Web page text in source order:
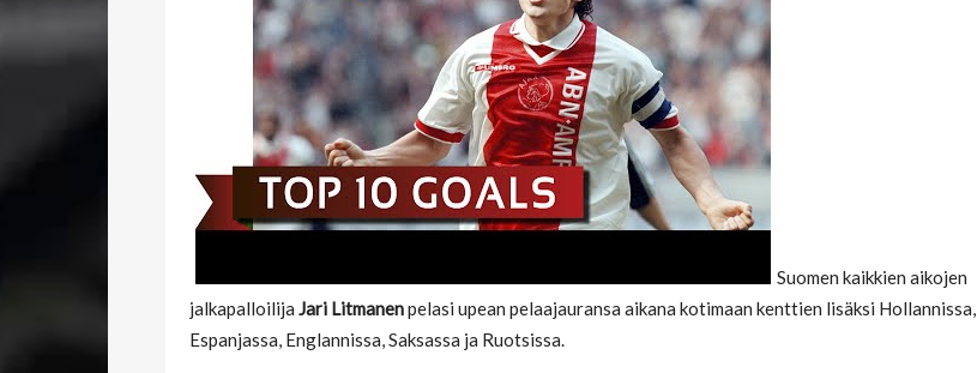
Suomen kaikkien aikojen
jalkapalloilija Jari Litmanenpelasi upean pelaajauransa aikana kotimaan kenttien lisäksi Hollannissa,
Espanjassa, Englannissa, Saksassa ja Ruotsissa.